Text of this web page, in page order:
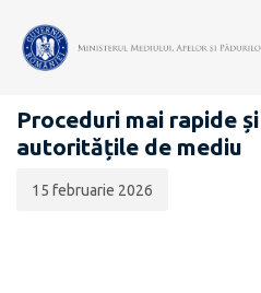
COMUNICATE DE PRESĂ
Proceduri mai rapide
autoritățile de mediu
publicării:
15 februarie 2026